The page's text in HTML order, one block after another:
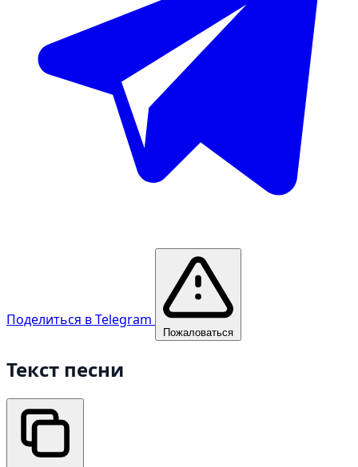
Поделиться в Telegram
Пожаловаться
Текст песни